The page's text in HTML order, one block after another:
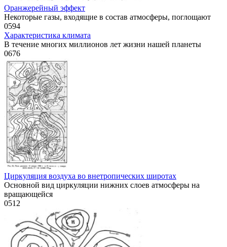
Оранжерейный эффект
Некоторые газы, входящие в состав атмосферы, поглощают
0594
Характеристика климата
В течение многих миллионов лет жизни нашей планеты
0676
Циркуляция воздуха во внетропических широтах
Основной вид циркуляции нижних слоев атмосферы на
вращающейся
0512